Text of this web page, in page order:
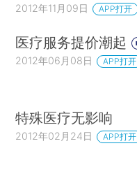
2012年11月09日 APP打开
医疗服务提价潮起
2012年06月08日 APP打开
特殊医疗无影响
2012年02月24日 APP打开